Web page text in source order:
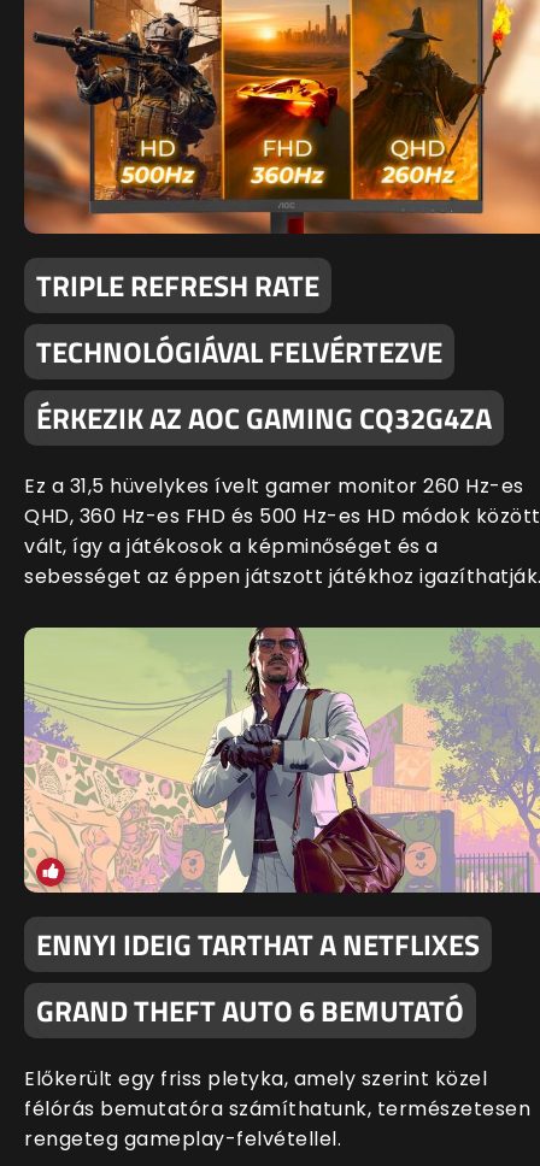
TRIPLE REFRESH RATE
TECHNOLÓGIÁVAL FELVÉRTEZVE
ÉRKEZIK AZ AOC GAMING CQ32G4ZA
Ez a 31,5 hüvelykes ívelt gamer monitor 260 Hz-es
QHD, 360 Hz-es FHD és 500 Hz-es HD módok között
vált, így a játékosok a képminőséget és a
sebességet az éppen játszott játékhoz
ENNYI IDEIG TARTHAT A NETFLIXES
GRAND THEFT AUTO 6 BEMUTATÓ
Előkerült egy friss pletyka, amely szerint közel
félórás bemutatóra számíthatunk, természetesen
rengeteg gameplay-felvétellel.